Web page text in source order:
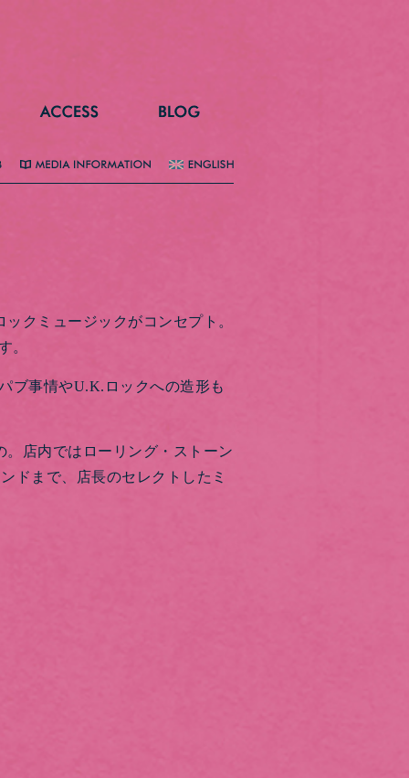
クミュージックがコンセプト。
。
ブ事情やU.K.ロックへの造形も
店内ではローリング・ストーン
ドまで、店長のセレクトしたミ